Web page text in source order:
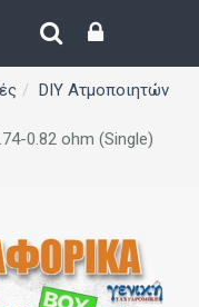
DIY Ατμοποιητών
0.82 ohm (Single)